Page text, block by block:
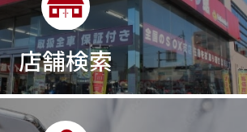
30th Anniversary
ル30万以下30周年
デル313cc320台限定
35ps390390ADVENTURE
アドベンチャー
店舗検索